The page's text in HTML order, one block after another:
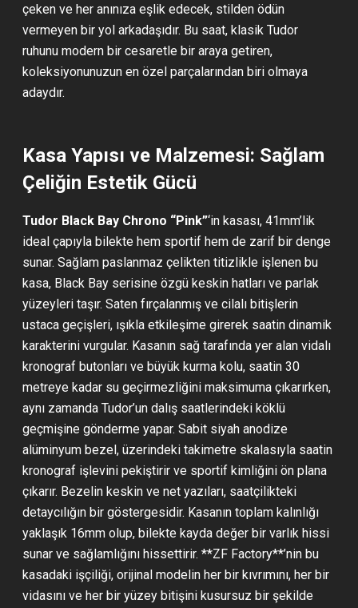
çeken ve her anınıza eşlik edecek, stilden ödün
vermeyen bir yol arkadaşıdır. Bu saat, klasik Tudor
ruhunu modern bir cesaretle bir araya getiren,
koleksiyonunuzun en özel parçalarından biri olmaya
adaydır.
Kasa Yapısı ve Malzemesi: Sağlam
Çeliğin Estetik Gücü
Tudor Black Bay Chrono “Pink”‘in kasası, 41mm’lik
ideal çapıyla bilekte hem sportif hem de zarif bir denge
sunar. Sağlam paslanmaz çelikten titizlikle işlenen bu
kasa, Black Bay serisine özgü keskin hatları ve parlak
yüzeyleri taşır. Saten fırçalanmış ve cilalı bitişlerin
ustaca geçişleri, ışıkla etkileşime girerek saatin dinamik
karakterini vurgular. Kasanın sağ tarafında yer alan vidalı
kronograf butonları ve büyük kurma kolu, saatin 30
metreye kadar su geçirmezliğini maksimuma çıkarırken,
aynı zamanda Tudor’un dalış saatlerindeki köklü
geçmişine gönderme yapar. Sabit siyah anodize
alüminyum bezel, üzerindeki takimetre skalasıyla saatin
kronograf işlevini pekiştirir ve sportif kimliğini ön plana
çıkarır. Bezelin keskin ve net yazıları, saatçilikteki
detaycılığın bir göstergesidir. Kasanın toplam kalınlığı
yaklaşık 16mm olup, bilekte kayda değer bir varlık hissi
sunar ve sağlamlığını hissettirir. **ZF Factory**’nin bu
kasadaki işçiliği, orijinal modelin her bir kıvrımını, her bir
vidasını ve her bir yüzey bitişini kusursuz bir şekilde